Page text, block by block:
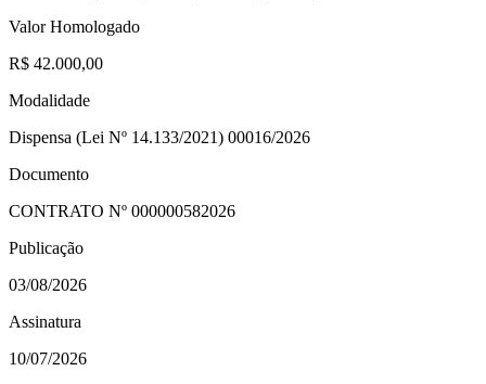
Valor Homologado
R$ 42.000,00
Modalidade
Dispensa (Lei Nº 14.133/2021) 00016/2026
Documento
CONTRATO Nº 000000582026
Publicação
03/08/2026
Assinatura
10/07/2026